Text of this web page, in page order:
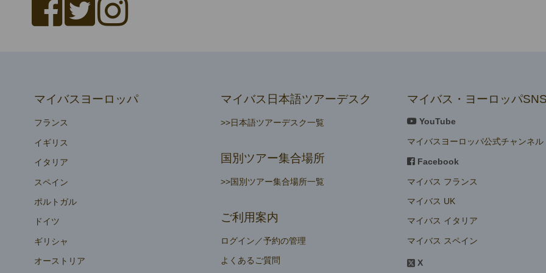
マイバスヨーロッパ
フランス
イギリス
イタリア
スペイン
ポルトガル
ドイツ
ギリシャ
オーストリア
マイバス日本語ツアーデスク
>>日本語ツアーデスク一覧
国別ツアー集合場所
>>国別ツアー集合場所一覧
ご利用案内
ログイン／予約の管理
よくあるご質問
マイバス・ヨーロッパ
YouTube
マイバスヨーロッパ公式チャンネル
Facebook
マイバス フランス
マイバス UK
マイバス イタリア
マイバス スペイン
X